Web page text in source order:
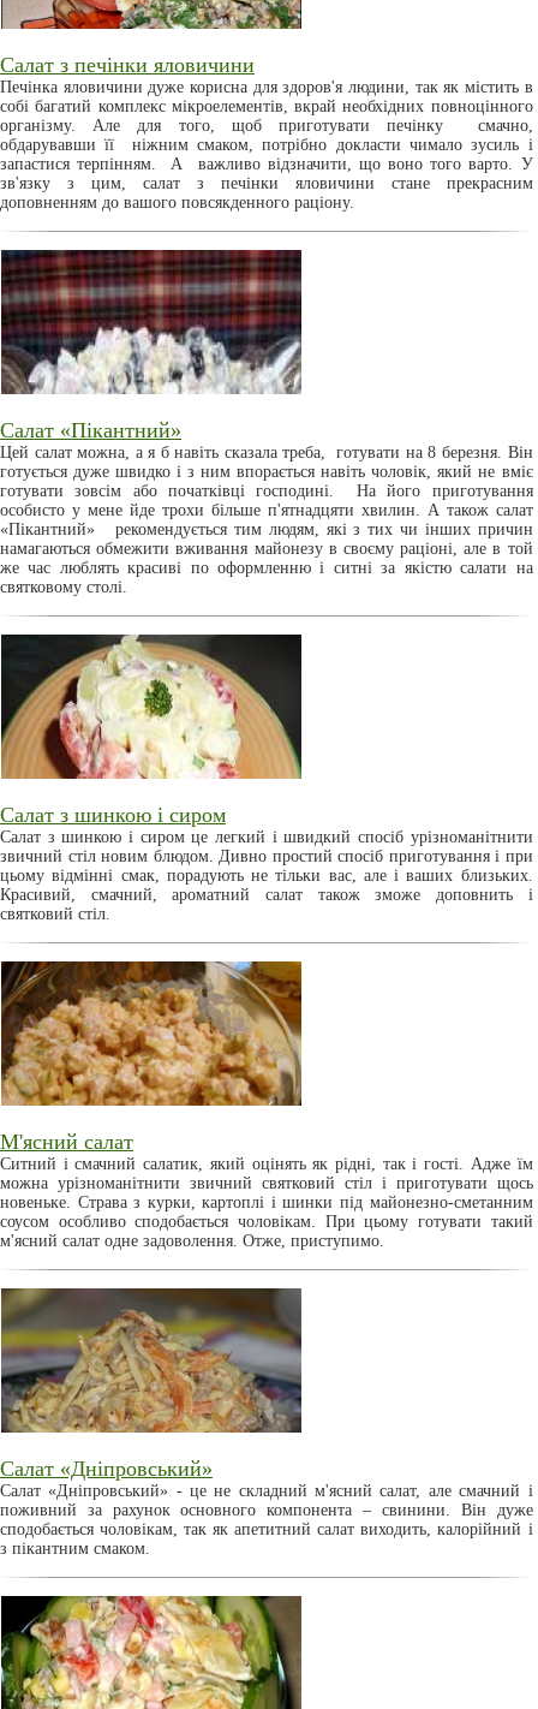
Салат з печінки яловичини
Печінка яловичини дуже корисна для здоров'я людини, так як містить в
собі багатий комплекс мікроелементів, вкрай необхідних повноцінного
організму. Але для того, щоб приготувати печінку смачно,
обдарувавши її ніжним смаком, потрібно докласти чимало зусиль і
запастися терпінням. А важливо відзначити, що воно того варто. У
зв'язку з цим, салат з печінки яловичини стане прекрасним
доповненням до вашого повсякденного раціону.
Салат «Пікантний»
Цей салат можна, а я б навіть сказала треба, готувати на 8 березня. Він
готується дуже швидко і з ним впорається навіть чоловік, який не вміє
готувати зовсім або початківці господині. На його приготування
особисто у мене йде трохи більше п'ятнадцяти хвилин. А також салат
«Пікантний» рекомендується тим людям, які з тих чи інших причин
намагаються обмежити вживання майонезу в своєму раціоні, але в той
же час люблять красиві по оформленню і ситні за якістю салати на
святковому столі.
Салат з шинкою і сиром
Салат з шинкою і сиром це легкий і швидкий спосіб урізноманітнити
звичний стіл новим блюдом. Дивно простий спосіб приготування і при
цьому відмінні смак, порадують не тільки вас, але і ваших близьких.
Красивий, смачний, ароматний салат також зможе доповнить і
святковий стіл.
М'ясний салат
Ситний і смачний салатик, який оцінять як рідні, так і гості. Адже їм
можна урізноманітнити звичний святковий стіл і приготувати щось
новеньке. Страва з курки, картоплі і шинки під майонезно-сметанним
соусом особливо сподобається чоловікам. При цьому готувати такий
м'ясний салат одне задоволення. Отже, приступимо.
Салат «Дніпровський»
Салат «Дніпровський» - це не складний м'ясний салат, але смачний і
поживний за рахунок основного компонента – свинини. Він дуже
сподобається чоловікам, так як апетитний салат виходить, калорійний і
з пікантним смаком.